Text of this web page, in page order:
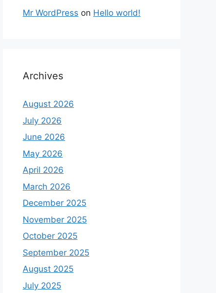
Mr WordPress on Hello world!
Archives
August 2026
July 2026
June 2026
May 2026
April 2026
March 2026
December 2025
November 2025
October 2025
September 2025
August 2025
July 2025